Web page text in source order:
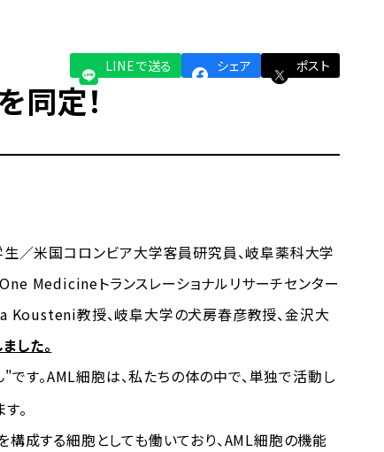
同定！
LINEで送る シェア ポスト
／米国コロンビア大学客員研究員、岐阜薬科大学
Medicineトランスレーショナルリサーチセンター
Kousteni教授、岐阜大学の犬房春彦教授、金沢大
した。
す。AML細胞は、私たちの体の中で、単独で活動し
。
成する細胞としても働いており、AML細胞の機能